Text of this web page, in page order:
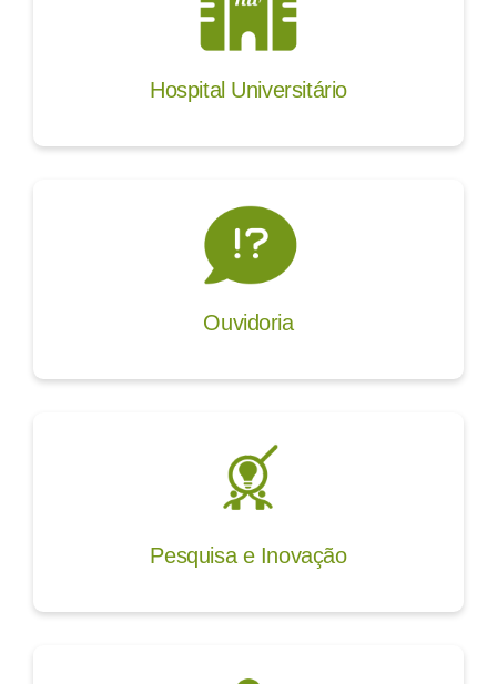
Hospital Universitário
Ouvidoria
Pesquisa e Inovação